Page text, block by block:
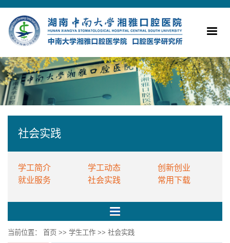
社会实践
学工简介 学工动态
创新创业
就业服务
社会实践 常用下载
当前位置： 首页 >> 学生工作 >> 社会实践